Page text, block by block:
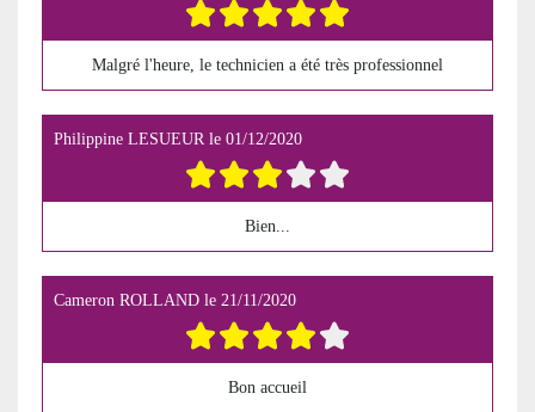
Malgré l'heure, le technicien a été très professionnel
Philippine LESUEUR le 01/12/2020
Bien...
Cameron ROLLAND le 21/11/2020
Bon accueil